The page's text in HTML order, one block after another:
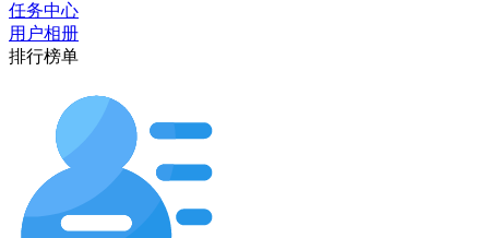
任务中心
用户相册
排行榜单